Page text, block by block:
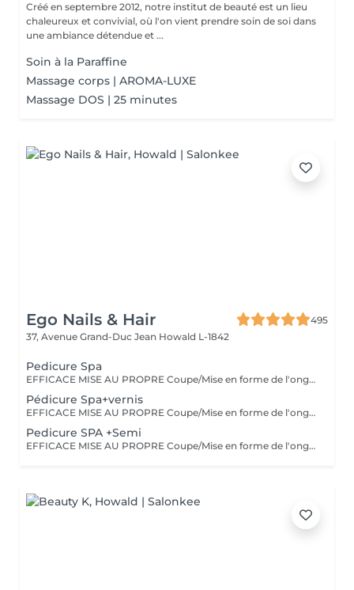
Créé en septembre 2012, notre institut de beauté est un lieu
chaleureux et convivial, où l'on vient prendre soin de soi dans
une ambiance détendue et ...
Soin à la Paraffine
Massage corps | AROMA-LUXE
Massage DOS | 25 minutes
Ego Nails & Hair
495
37, Avenue Grand-Duc Jean Howald L-1842
Pedicure Spa
EFFICACE MISE AU PROPRE Coupe/Mise en forme de l'ongle/retrait des cuticules/retrait des callosités/peeling/gommage/crème La pédicure classique est une pédicure simple complète et efficace elle est parfaite pour entretenir vos pieds tout au long de l'année.
Pédicure Spa+vernis
EFFICACE MISE AU PROPRE Coupe/Mise en forme de l'ongle/retrait des cuticules/retrait des callosités/peeling/gommage/crème La pédicure classique est une pédicure simple complète et efficace elle est parfaite pour entretenir vos pieds tout au long de l'année.
Pedicure SPA +Semi
EFFICACE MISE AU PROPRE Coupe/Mise en forme de l'ongle/retrait des cuticules/retrait des callosités/peeling/gommage/crème La pédicure classique est une pédicure simple complète et efficace elle est parfaite pour entretenir vos pieds tout au long de l'année.